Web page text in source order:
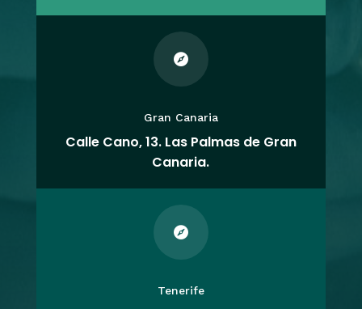

Gran Canaria
Calle Cano, 13. Las Palmas de Gran
Canaria.

Tenerife